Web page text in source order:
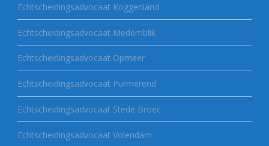
Echtscheidingsadvocaat Koggenland
Echtscheidingsadvocaat Medemblik
Echtscheidingsadvocaat Opmeer
Echtscheidingsadvocaat Purmerend
Echtscheidingsadvocaat Stede Broec
Echtscheidingsadvocaat Volendam